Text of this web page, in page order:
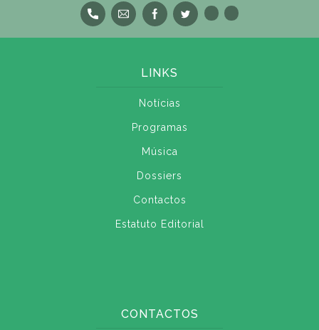
LINKS
Notícias
Programas
Música
Dossiers
Contactos
Estatuto Editorial
CONTACTOS